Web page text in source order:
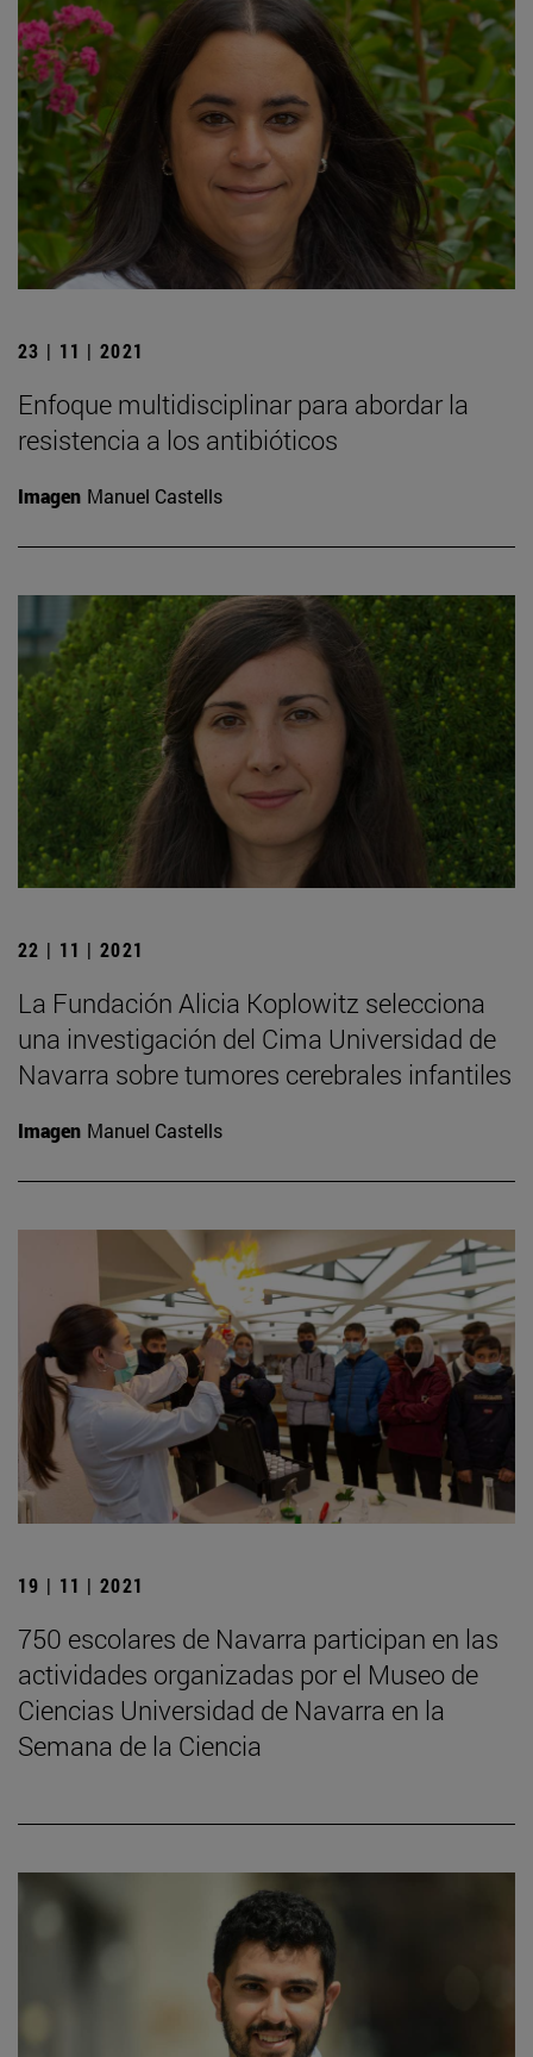
23 | 11 | 2021
Enfoque multidisciplinar para abordar la
resistencia a los antibióticos
Imagen Manuel Castells
22 | 11 | 2021
La Fundación Alicia Koplowitz selecciona
una investigación del Cima Universidad de
Navarra sobre tumores cerebrales infantiles
Imagen Manuel Castells
19 | 11 | 2021
750 escolares de Navarra participan en las
actividades organizadas por el Museo de
Ciencias Universidad de Navarra en la
Semana de la Ciencia